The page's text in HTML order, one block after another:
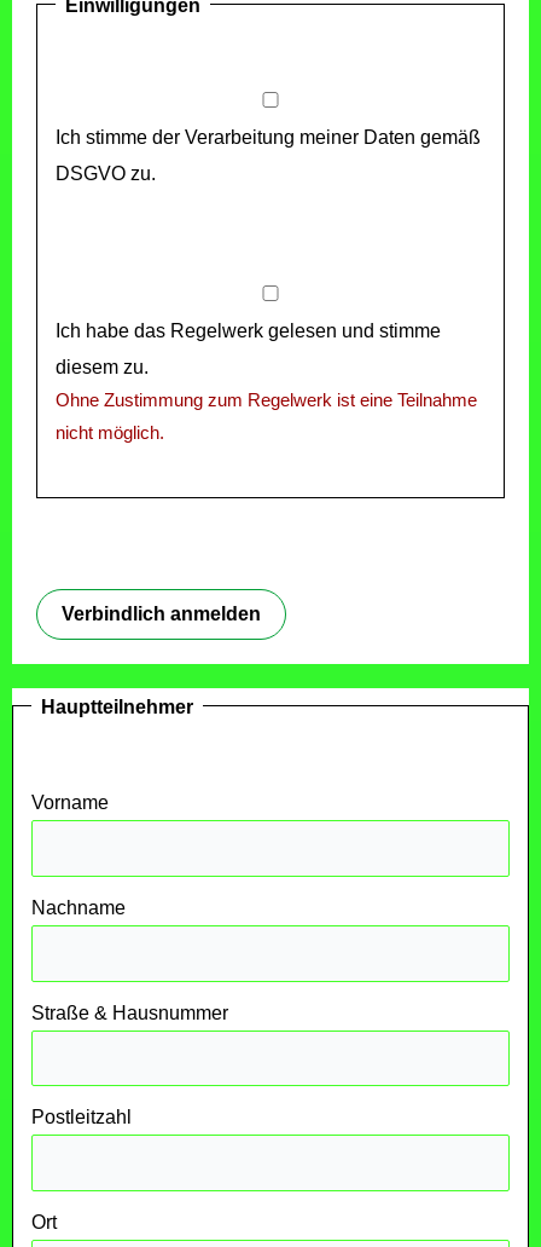
Ich stimme der Verarbeitung meiner Daten gemäß
DSGVO zu.
Ich habe das Regelwerk gelesen und stimme
diesem zu.
Ohne Zustimmung zum Regelwerk ist eine Teilnahme
nicht möglich.
Verbindlich anmelden
Hauptteilnehmer
Vorname
Nachname
Straße & Hausnummer
Postleitzahl
Ort